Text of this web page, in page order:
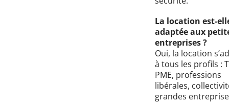
La location est-
adaptée aux
entreprises ?
Oui, la location
à tous les profils :
PME, professions
libérales,
grandes